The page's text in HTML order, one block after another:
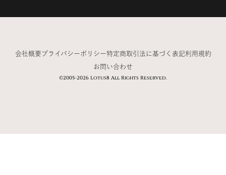
©2005-2026 Lotus8 All Rights Reserved.
会社概要プライバシーポリシー特定商取引法に基づく表記利用規約
お問い合わせ